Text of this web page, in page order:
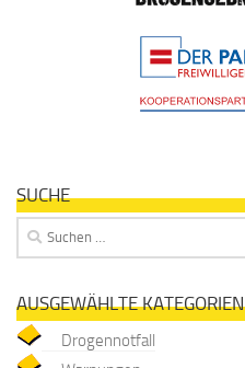
SUCHE
Suchen
nach:
AUSGEWÄHLTE KATEGORIEN
Drogennotfall